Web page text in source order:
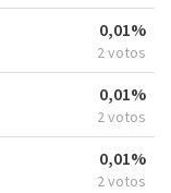
0,01%
2 votos
0,01%
2 votos
0,01%
2 votos